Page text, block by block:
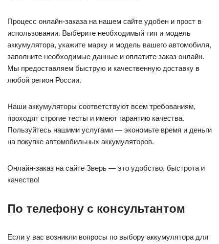
Процесс онлайн-заказа на нашем сайте удобен и прост в
использовании. Выберите необходимый тип и модель
аккумулятора, укажите марку и модель вашего автомобиля,
заполните необходимые данные и оплатите заказ онлайн.
Мы предоставляем быструю и качественную доставку в
любой регион России.
Наши аккумуляторы соответствуют всем требованиям,
проходят строгие тесты и имеют гарантию качества.
Пользуйтесь нашими услугами — экономьте время и деньги
на покупке автомобильных аккумуляторов.
Онлайн-заказ на сайте Зверь — это удобство, быстрота и
качество!
По телефону с консультантом
Если у вас возникли вопросы по выбору аккумулятора для